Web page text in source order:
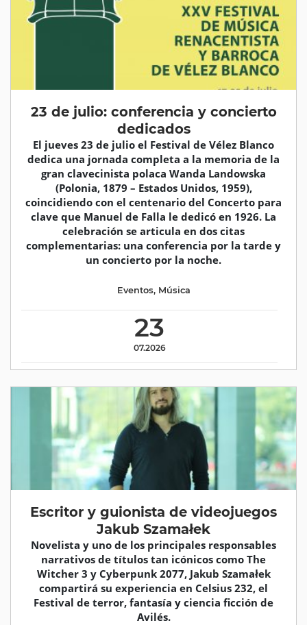
23 de julio: conferencia y concierto
dedicados
El jueves 23 de julio el Festival de Vélez Blanco
dedica una jornada completa a la memoria de la
gran clavecinista polaca Wanda Landowska
(Polonia, 1879 – Estados Unidos, 1959),
coincidiendo con el centenario del Concerto para
clave que Manuel de Falla le dedicó en 1926. La
celebración se articula en dos citas
complementarias: una conferencia por la tarde y
un concierto por la noche.
23
07.2026
Eventos, Música
Escritor y guionista de videojuegos
Jakub Szamałek
Novelista y uno de los principales responsables
narrativos de títulos tan icónicos como The
Witcher 3 y Cyberpunk 2077, Jakub Szamałek
compartirá su experiencia en Celsius 232, el
Festival de terror, fantasía y ciencia ficción de
Avilés.